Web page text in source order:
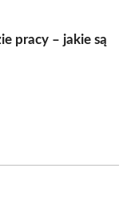
pracy – jakie są